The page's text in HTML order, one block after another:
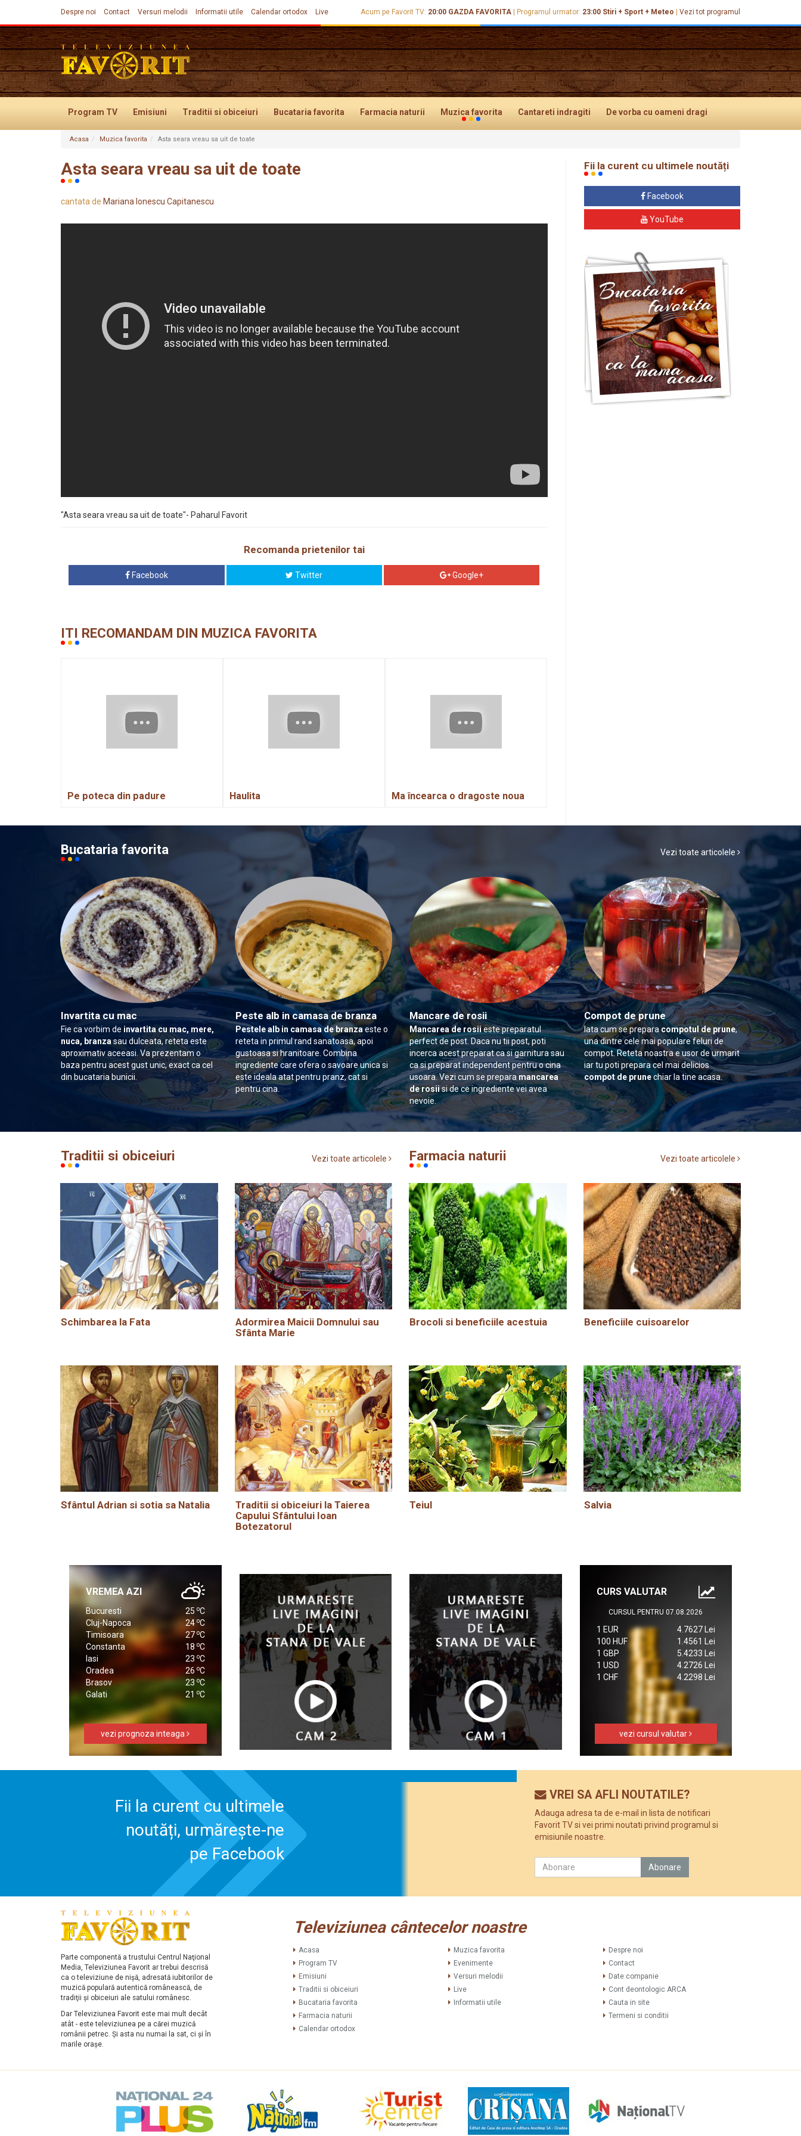
Despre noi Contact Versuri melodii Informatii utile Calendar ortodox Live Acum pe Favorit TV: 20:00 GAZDA FAVORITA Programul urmator: 23:00 Stiri + Sport + Meteo Vezi tot programul
Program TV Emisiuni Traditii si obiceiuri Bucataria favorita Farmacia naturii Muzica favorita Cantareti indragiti De vorba cu oameni dragi
Evenimente
Acasa Muzica favorita Asta seara vreau sa uit de toate
Asta seara vreau sa uit de toate
cantata de Mariana Ionescu Capitanescu
"Asta seara vreau sa uit de toate"- Paharul Favorit
Recomanda prietenilor tai
Facebook Twitter Google+
ITI RECOMANDAM DIN MUZICA FAVORITA
Pe poteca din padure Haulita Ma încearca o dragoste noua
Fii la curent cu ultimele noutăți
Facebook
YouTube
Bucataria favorita Vezi toate articolele
Invartita cu mac
Fie ca vorbim de invartita cu mac, mere,
nuca, branzasau dulceata, reteta este
aproximativ aceeasi. Va prezentam o
baza pentru acest gust unic, exact ca cel
din bucataria bunicii.
Peste alb in camasa de branza
Pestele alb in camasa de branzaeste o
reteta in primul rand sanatoasa, apoi
gustoasa si hranitoare. Combina
ingrediente care ofera o savoare unica si
este ideala atat pentru pranz, cat si
pentru cina.
Mancare de rosii
Mancarea de rosiieste preparatul
perfect de post. Daca nu tii post, poti
incerca acest preparat ca si garnitura sau
ca si preparat independent pentru o cina
usoara. Vezi cum se prepara mancarea
de rosiisi de ce ingrediente vei avea
nevoie.
Compot de prune
Iata cum se preparacompotul de prune,
una dintre cele mai populare feluri de
compot. Reteta noastra e usor de urmarit
iar tu poti prepara cel mai delicios
compot de prunechiar la tine acasa.
Traditii si obiceiuri Vezi toate articolele
Schimbarea la Fata
Adormirea Maicii Domnului sau
Sfânta Marie
Sfântul Adrian si sotia sa Natalia
Traditii si obiceiuri la Taierea
Capului Sfântului Ioan
Botezatorul
Farmacia naturii Vezi toate articolele
Brocoli si beneficiile acestuia Beneficiile cuisoarelor
Teiul Salvia
VREMEA AZI
Bucuresti 25 oC
Cluj-Napoca
24 oC
Timisoara
27oC
Constanta
18 oC
Iasi
23 oC
Oradea
26 oC
Brasov
23 oC
Galati
21 oC
vezi prognoza inteaga
CURS VALUTAR
CURSUL PENTRU 07.08.2026
1 EUR
4.7627 Lei
100 HUF
1.4561 Lei
1 GBP
5.4233 Lei
1 USD
4.2726 Lei
1 CHF
4.2298 Lei
vezi cursul valutar
Fii la curent cu ultimele
noutăți, urmărește-ne
pe Facebook
VREI SA AFLI NOUTATILE?
Adauga adresa ta de e-mail in lista de notificari
Favorit TV si vei primi noutati privind programul si
emisiunile noastre.
Parte componentă a trustului Centrul Naţional
Media, Televiziunea Favorit ar trebui descrisă
ca o televiziune de nişă, adresată iubitorilor de
muzică populară autentică românească, de
tradiţii şi obiceiuri ale satului românesc.
Dar Televiziunea Favorit este mai mult decât
atât - este televiziunea pe a cărei muzică
românii petrec. Şi asta nu numai la sat, ci şi în
marile oraşe.
Televiziunea cântecelor noastre
Acasa
Program TV
Emisiuni
Traditii si obiceiuri
Bucataria favorita
Farmacia naturii
Calendar ortodox
Muzica favorita
Evenimente
Versuri melodii
Live
Informatii utile
Despre noi
Contact
Date companie
Cont deontologic ARCA
Cauta in site
Termeni si conditii